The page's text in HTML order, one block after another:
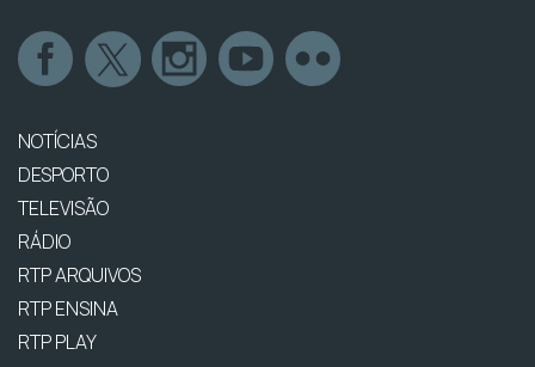
NOTÍCIAS
DESPORTO
TELEVISÃO
RÁDIO
RTP ARQUIVOS
RTP ENSINA
RTP PLAY